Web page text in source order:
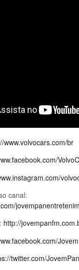
www.volvocars.com/br
canal:
http://
twitter.com/